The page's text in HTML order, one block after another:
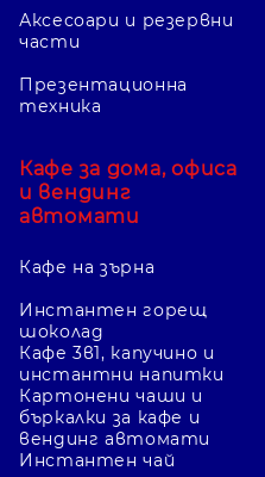
Аксесоари и резервни
части
Презентационна
техника
Кафе за дома, офиса
и вендинг
автомати
Кафе на зърна
Инстантен горещ
шоколад
Кафе 3в1, капучино и
инстантни напитки
Картонени чаши и
бъркалки за кафе и
вендинг автомати
Инстантен чай